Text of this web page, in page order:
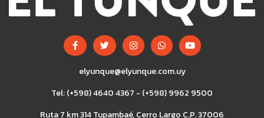
elyunque@elyunque.com.uy
Tel: (+598) 4640 4367 - (+598) 9962 9500
Ruta 7 km 314 Tupambaé, Cerro Largo C.P. 37006